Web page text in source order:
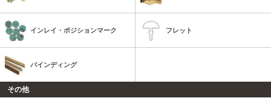
インレイ・ポジションマーク フレット
バインディング
その他